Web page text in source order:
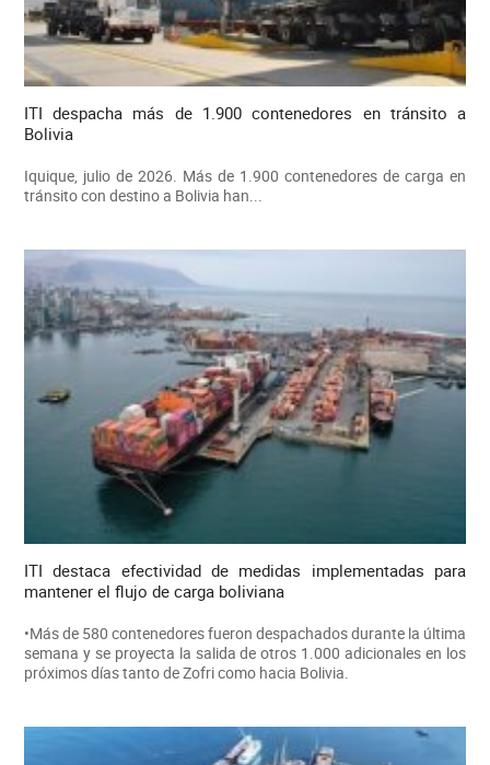
ITI despacha más de 1.900 contenedores en tránsito a
Bolivia
Iquique, julio de 2026. Más de 1.900 contenedores de carga en
tránsito con destino a Bolivia han...
ITI destaca efectividad de medidas implementadas para
mantener el flujo de carga boliviana
•Más de 580 contenedores fueron despachados durante la última
semana y se proyecta la salida de otros 1.000 adicionales en los
próximos días tanto de Zofri como hacia Bolivia.